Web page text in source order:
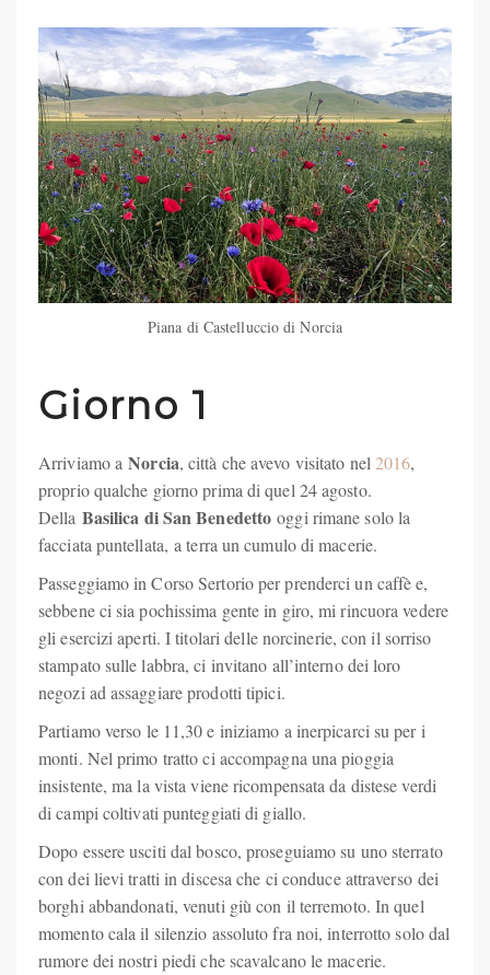
Piana di Castelluccio di Norcia
Giorno 1
Arriviamo aNorcia, città che avevo visitato nel 2016,
proprio qualche giorno prima di quel 24 agosto.
Della Basilica di San Benedetto oggi rimane solo la
facciata puntellata, a terra un cumulo di macerie.
Passeggiamo in Corso Sertorio per prenderci un caffè e,
sebbene ci sia pochissima gente in giro, mi rincuora vedere
gli esercizi aperti. I titolari delle norcinerie, con il sorriso
stampato sulle labbra, ci invitano all’interno dei loro
negozi ad assaggiare prodotti tipici.
Partiamo verso le 11,30 e iniziamo a inerpicarci su per i
monti. Nel primo tratto ci accompagna una pioggia
insistente, ma la vista viene ricompensata da distese verdi
di campi coltivati punteggiati di giallo.
Dopo essere usciti dal bosco, proseguiamo su uno sterrato
con dei lievi tratti in discesa che ci conduce attraverso dei
borghi abbandonati, venuti giù con il terremoto. In quel
momento cala il silenzio assoluto fra noi, interrotto solo dal
rumore dei nostri piedi che scavalcano le macerie.